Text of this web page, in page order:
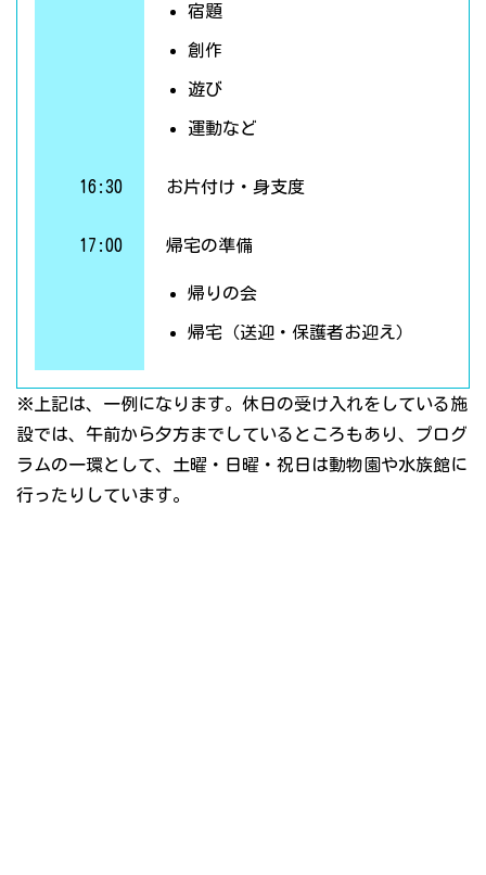
宿題
創作
遊び
運動など
16:30 お片付け・身支度
17:00 帰宅の準備
帰りの会
帰宅（送迎・保護者お迎え）
※上記は、一例になります。休日の受け入れをしている施
設では、午前から夕方までしているところもあり、プログ
ラムの一環として、土曜・日曜・祝日は動物園や水族館に
行ったりしています。